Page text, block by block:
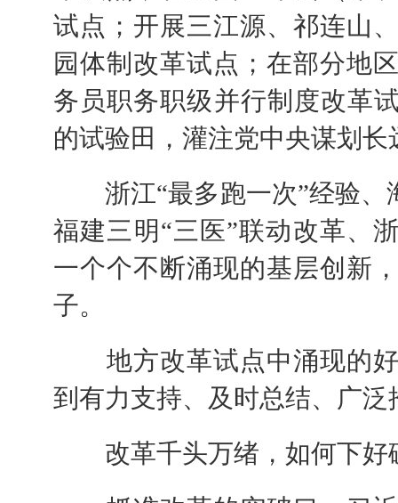
试点；开展三江源、祁连山
园体制改革试点；在部分地
务员职务职级并行制度改
的试验田，灌注党中央谋划
浙江“最多跑一次”经验、
福建三明“三医”联动改革
一个个不断涌现的基层创新
子。
地方改革试点中涌现的好
到有力支持、及时总结、广泛
改革千头万绪，如何下好